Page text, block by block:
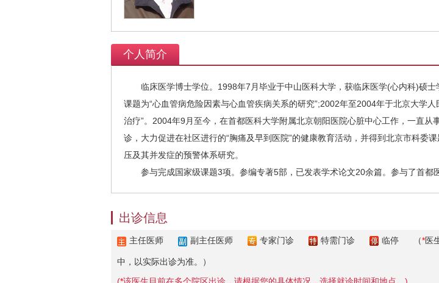
个人简介
临床医学博士学位。1998年7月毕业于中山医科大学，获临床医学(心内科)硕士
课题为“心血管病危险因素与心血管疾病关系的研究”;2002年至2004年于北京大学
治疗”。2004年9月至今，在首都医科大学附属北京朝阳医院心脏中心工作，一直
诊，大力促进在社区进行的“胸痛及早到医院”的健康教育活动，并得到北京市科委
压及其并发症的预警体系研究。
参与完成国家级课题3项。参编专著5部，已发表学术论文20余篇。参与了首都
出诊信息
主任医师 副主任医师 专家门诊 特需门诊 临停 （*医
中，以实际出诊为准。）